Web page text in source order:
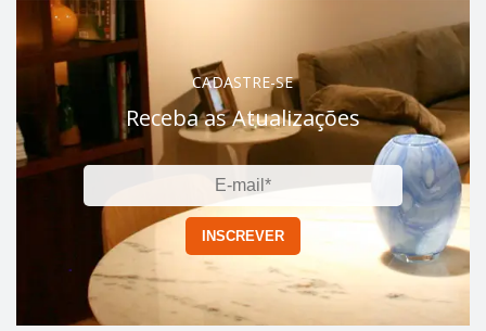
CADASTRE-SE
Receba as Atualizações